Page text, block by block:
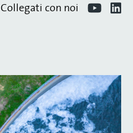
Collegati con noi